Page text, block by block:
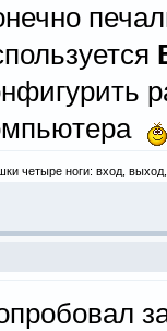
четыре ноги: вход,